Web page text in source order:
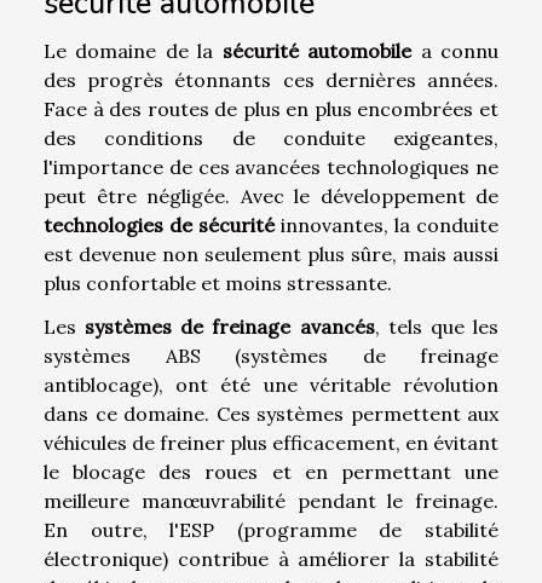
Le domaine de la sécurité automobilea connu
des progrès étonnants ces dernières années.
Face à des routes de plus en plus encombrées et
des conditions de conduite exigeantes,
l'importance de ces avancées technologiques ne
peut être négligée. Avec le développement de
technologies de sécuritéinnovantes, la conduite
est devenue non seulement plus sûre, mais aussi
plus confortable et moins stressante.
Les systèmes de freinage avancés, tels que les
systèmes ABS (systèmes de freinage
antiblocage), ont été une véritable révolution
dans ce domaine. Ces systèmes permettent aux
véhicules de freiner plus efficacement, en évitant
le blocage des roues et en permettant une
meilleure manœuvrabilité pendant le freinage.
En outre, l'ESP (programme de stabilité
électronique) contribue à améliorer la stabilité